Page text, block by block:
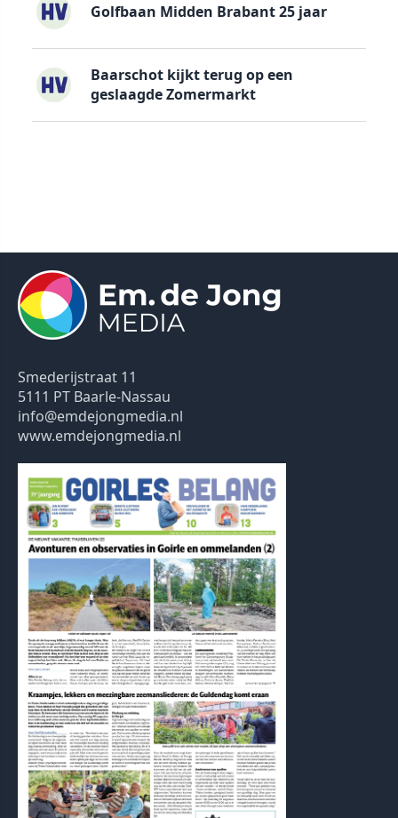
Golfbaan Midden Brabant 25 jaar
Baarschot kijkt terug op een
geslaagde Zomermarkt
Smederijstraat 11
5111 PT Baarle-Nassau
info@emdejongmedia.nl
www.emdejongmedia.nl